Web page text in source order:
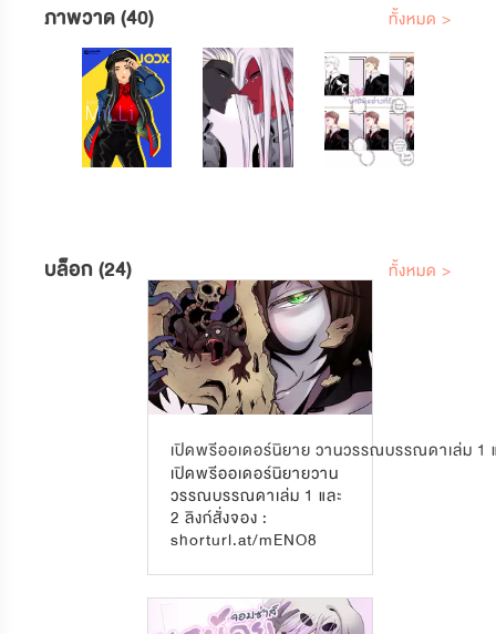
ภาพวาด (40) ทั้งหมด >
บล็อก (24) ทั้งหมด >
เปิดพรีออเดอร์นิยาย วานวรรณบรรณดาเล่ม 1
เปิดพรีออเดอร์นิยายวาน
วรรณบรรณดาเล่ม 1 และ
2 ลิงก์สั่งจอง :
shorturl.at/mENO8